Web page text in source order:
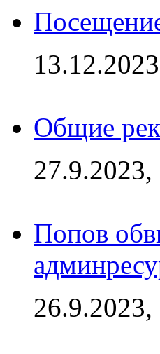
Общие
27.9.2023,
Попов
26.9.2023,